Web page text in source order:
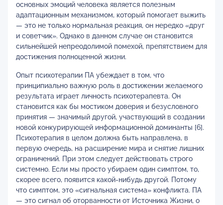
основных эмоций человека является полезным
адаптационным механизмом, который помогает выжить
— это не только нормальная реакция, он нередко «друг
и советчик». Однако в данном случае он становится
сильнейшей непреодолимой помехой, препятствием для
достижения полноценной жизни.
Опыт психотерапии ПА убеждает в том, что
принципиально важную роль в достижении желаемого
результата играет личность психотерапевта. Он
становится как бы мостиком доверия и безусловного
принятия — значимый другой, участвующий в создании
новой конкурирующей информационной доминанты [6].
Психотерапия в целом должна быть направлена, в
первую очередь, на расширение мира и снятие лишних
ограничений. При этом следует действовать строго
системно. Если мы просто убираем один симптом, то,
скорее всего, появится какой-нибудь другой. Потому
что симптом, это «сигнальная система» конфликта. ПА
— это сигнал об оторванности от Источника Жизни, о